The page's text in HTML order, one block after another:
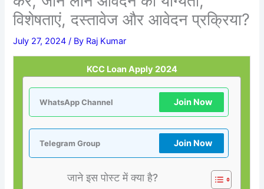
विशेषताएं, दस्तावेज और आवेदन प्रक्रिया?
July 27, 2024/ By Raj Kumar
KCC Loan Apply 2024
WhatsApp Channel Join Now
Telegram Group Join Now
जाने इस पोस्ट में क्या है?